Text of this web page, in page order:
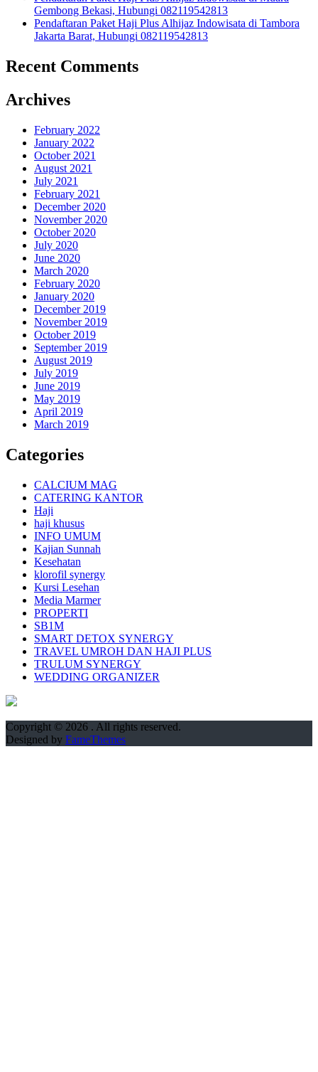
Gembong Bekasi, Hubungi 082119542813
Pendaftaran Paket Haji Plus Alhijaz Indowisata di Tambora
Jakarta Barat, Hubungi 082119542813
Recent Comments
Archives
February 2022
January 2022
October 2021
August 2021
July 2021
February 2021
December 2020
November 2020
October 2020
July 2020
June 2020
March 2020
February 2020
January 2020
December 2019
November 2019
October 2019
September 2019
August 2019
July 2019
June 2019
May 2019
April 2019
March 2019
Categories
CALCIUM MAG
CATERING KANTOR
Haji
haji khusus
INFO UMUM
Kajian Sunnah
Kesehatan
klorofil synergy
Kursi Lesehan
Media Marmer
PROPERTI
SB1M
SMART DETOX SYNERGY
TRAVEL UMROH DAN HAJI PLUS
TRULUM SYNERGY
WEDDING ORGANIZER
Copyright © 2026 . All rights reserved.
Designed by FameThemes